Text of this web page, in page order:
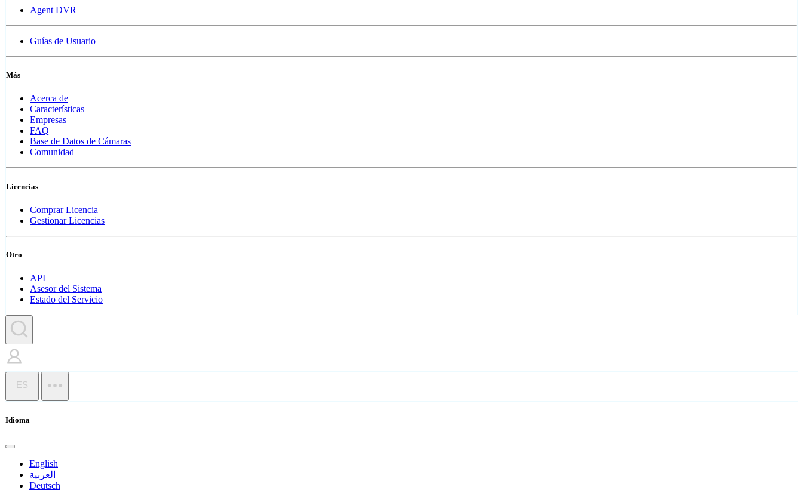
Agent DVR
Guías de Usuario
Más
Acerca de
Características
Empresas
FAQ
Base de Datos de Cámaras
Comunidad
Licencias
Comprar Licencia
Gestionar Licencias
Otro
API
Asesor del Sistema
Estado del Servicio
ES
Idioma
English
العربية
Deutsch